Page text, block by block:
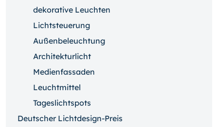
dekorative Leuchten
Lichtsteuerung
Außenbeleuchtung
Architekturlicht
Medienfassaden
Leuchtmittel
Tageslichtspots
Deutscher Lichtdesign-Preis